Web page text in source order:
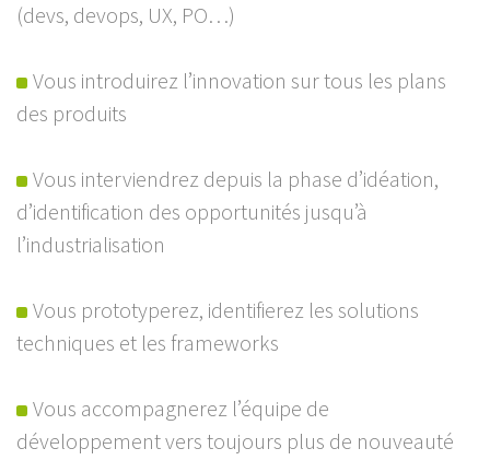
(devs, devops, UX, PO…)
Vous introduirez l’innovation sur tous les plans
des produits
Vous interviendrez depuis la phase d’idéation,
d’identification des opportunités jusqu’à
l’industrialisation
Vous prototyperez, identifierez les solutions
techniques et les frameworks
Vous accompagnerez l’équipe de
développement vers toujours plus de nouveauté